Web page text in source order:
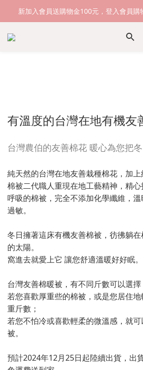
新加入會員送購物金100元，登入會員購
新加入會員送購物金100元，登入會員購
滿1500元免運費。 滿2000元，
有溫度的台灣在地有機友
台灣農伯的友善棉花 暖心為您把
純天然的台灣在地友善栽種棉花，加
棉被二代職人重現在地工藝精神，精
呼吸的棉被，完全不添加化學纖維，
過敏。
冬日擁著這床有機友善棉被，彷彿躺
的太陽。
窩進去就愛上它 讓您舒適溫暖好好眠。
台灣友善棉暖被，有不同斤數可以選擇
若您喜歡厚重些的棉被，或是您居住
重斤數；
若您不怕冷或喜歡輕柔的微溫感，就
被。
預計2024年12月25日起陸續出貨，出